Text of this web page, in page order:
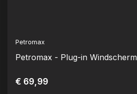
Petromax
Petromax - Plug-in Windscherm
€ 69,99